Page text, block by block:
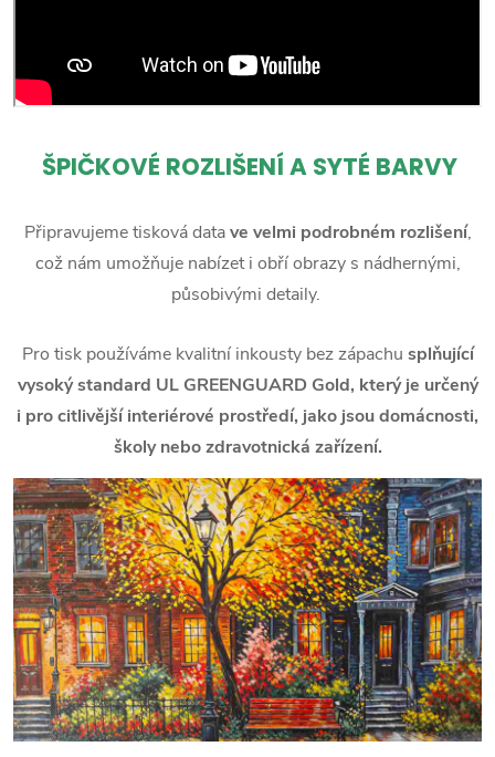
ŠPIČKOVÉ ROZLIŠENÍ A SYTÉ BARVY
Připravujeme tisková datave velmi podrobném rozlišení,
což nám umožňuje nabízet i obří obrazy s nádhernými,
působivými detaily.
Pro tisk používáme kvalitní inkousty bez zápachu splňující
vysoký standard UL GREENGUARD Gold, který je určený
i pro citlivější interiérové prostředí, jako jsou domácnosti,
školy nebo zdravotnická zařízení.